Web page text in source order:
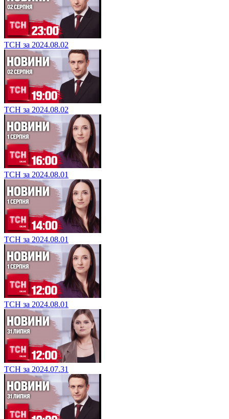
ТСН за 2024.08.02
ТСН за 2024.08.02
ТСН за 2024.08.01
ТСН за 2024.08.01
ТСН за 2024.08.01
ТСН за 2024.07.31